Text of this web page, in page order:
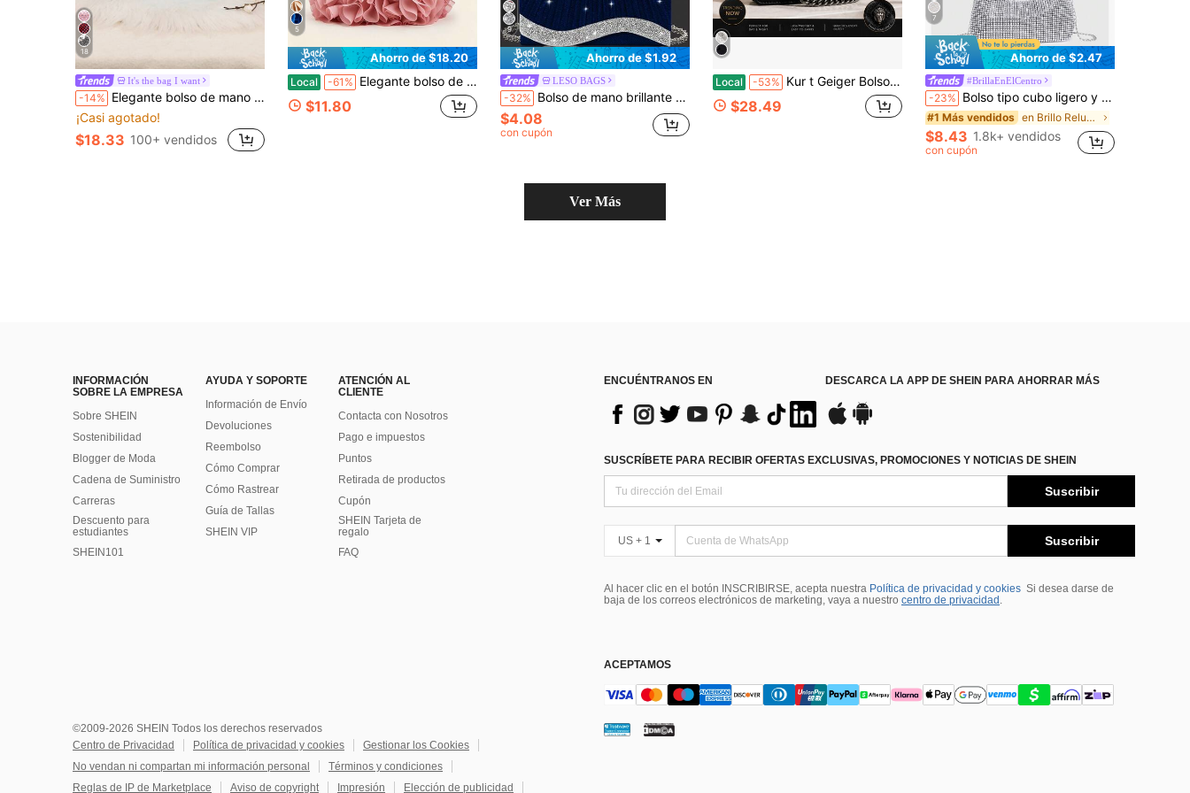
18
It's the bag I want
-14% Elegante bolso de mano con media luna brillante para mujer, bolso de fiesta con adornos de rhinestone, bolso abacus, bolso de mano con rhinestone holgado, bolso con brillo/bolso con brillo, bolso de fiesta pequeño, regalo interesante para mujeres en el Día de San Valentín o cumpleaños
¡Casi agotado!
$18.33 100+ vendidos
5
Ahorro de $18.20
Local -61% Elegante bolso de mano de satén con volantes y correa de cadena, ideal para salir de noche o cenar.
$11.80
9
Ahorro de $1.92
LESO BAGS
-32% Bolso de mano brillante para mujer, nuevo bolso de noche con strass, bolso de fiesta para mujer, bolso de sobre de lujo, bolso de novia para boda, viene con joyería de strass brillante, adecuado para fiestas, eventos nocturnos, reuniones, bailes, bodas
$4.08
con cupón
Local -53% Kur t Geiger Bolso bandolera acolchado de lujo con cadena mini, versátil para hombro y mano, diseño clásico con solapa, bolso de hombro y de mano
$28.49
7
Ahorro de $2.47
#BrillaEnElCentro
-23% Bolso tipo cubo ligero y de estilo casual de negocios con decoración de strass, diseño de cordón, bolso transparente con cuentas de imitación de perla, bolso de noche elegante y exquisito de lujo discreto con strass, perfecto para fiestas, cenas, bodas y fiestas navideñas.
#1 Más vendidos en Brillo Reluciente Bolsos de Noche de Mujer
$8.43 1.8k+ vendidos
con cupón
Ver Más
INFORMACIÓN
SOBRE LA EMPRESA
Sobre SHEIN
Sostenibilidad
Blogger de Moda
Cadena de Suministro
Carreras
Descuento para
estudiantes
SHEIN101
AYUDA Y SOPORTE
Información de Envío
Devoluciones
Reembolso
Cómo Comprar
Cómo Rastrear
Guía de Tallas
SHEIN VIP
ATENCIÓN AL
CLIENTE
Contacta con Nosotros
Pago e impuestos
Puntos
Retirada de productos
Cupón
SHEIN Tarjeta de
regalo
FAQ
ENCUÉNTRANOS EN DESCARCA LA APP DE SHEIN PARA AHORRAR MÁS
SUSCRÍBETE PARA RECIBIR OFERTAS EXCLUSIVAS, PROMOCIONES Y NOTICIAS DE SHEIN
Suscribir
US + 1 Suscribir
Al hacer clic en el botón INSCRIBIRSE, acepta nuestra Política de privacidad y cookies Si desea darse de
baja de los correos electrónicos de marketing, vaya a nuestro centro de privacidad .
ACEPTAMOS
©2009-2026 SHEIN Todos los derechos reservados
Centro de Privacidad
Política de privacidad y cookies
Gestionar los Cookies
No vendan ni compartan mi información personal
Términos y condiciones
Reglas de IP de Marketplace
Aviso de copyright Impresión Elección de publicidad